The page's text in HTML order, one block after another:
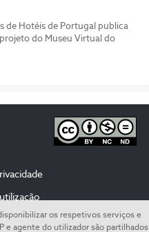
de Hotéis de Portugal publica
do Museu Virtual do
os respetivos serviços e
e agente do utilizador são partilhados